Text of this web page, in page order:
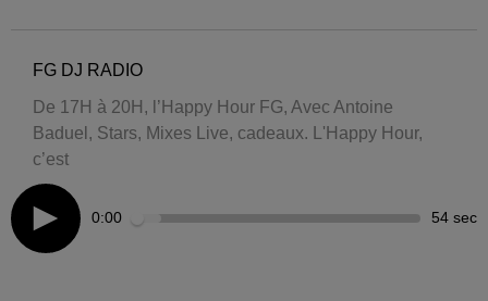
FG DJ RADIO
De 17H à 20H, l’Happy Hour FG, Avec Antoine
Baduel, Stars, Mixes Live, cadeaux. L'Happy Hour,
c’est
0:00 54 sec